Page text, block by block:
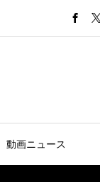
動画ニュース